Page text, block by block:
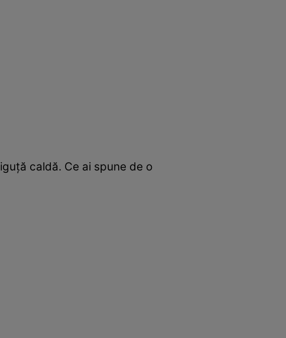
caldă. Ce ai spune de o